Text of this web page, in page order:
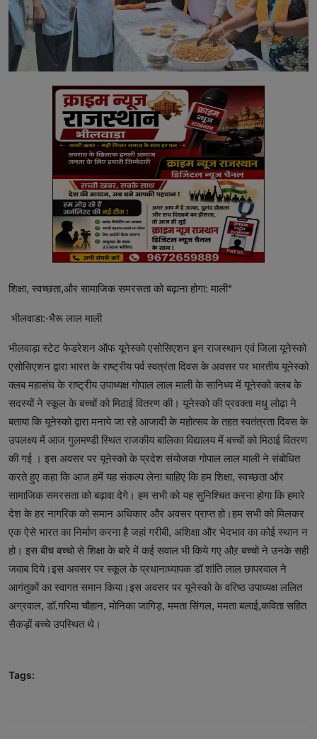
शिक्षा, स्वच्छता,और सामाजिक समरसता को बढ़ाना होगा: माली*
भीलवाडा:-भैरू लाल माली
भीलवाड़ा स्टेट फेडरेशन ऑफ यूनेस्को एसोसिएशन इन राजस्थान एवं जिला यूनेस्को
एसोसिएशन द्वारा भारत के राष्ट्रीय पर्व स्वत्रंता दिवस के अवसर पर भारतीय यूनेस्को
क्लब महासंघ के राष्ट्रीय उपाध्यक्ष गोपाल लाल माली के सानिध्य में यूनेस्को क्लब के
सदस्यों ने स्कूल के बच्चों को मिठाई वितरण की। यूनेस्को की प्रवक्ता मधु लोढ़ा ने
बताया कि यूनेस्को द्वारा मनाये जा रहे आजादी के महोत्सव के तहत स्वतंत्रता दिवस के
उपलक्ष्य में आज गुलमण्डी स्थित राजकीय बालिका विद्यालय में बच्चों को मिठाई वितरण
की गई । इस अवसर पर यूनेस्को के प्रदेश संयोजक गोपाल लाल माली ने संबोधित
करते हुए कहा कि आज हमें यह संकल्प लेना चाहिए कि हम शिक्षा, स्वच्छता और
सामाजिक समरसता को बढ़ावा देगे। हम सभी को यह सुनिश्चित करना होगा कि हमारे
देश के हर नागरिक को समान अधिकार और अवसर प्राप्त हो।हम सभी को मिलकर
एक ऐसे भारत का निर्माण करना है जहां गरीबी, अशिक्षा और भेदभाव का कोई स्थान न
हो। इस बीच बच्चो से शिक्षा के बारे में कई सवाल भी किये गए औऱ बच्चो ने उनके सही
जवाब दिये।इस अवसर पर स्कूल के प्रधानाध्यापक डॉ शांति लाल छापरवाल ने
आगंतुकों का स्वागत समान किया।इस अवसर पर यूनेस्को के वरिष्ठ उपाध्यक्ष ललित
अग्रवाल, डॉ.गरिमा चौहान, मोनिका जागिड़, ममता सिंगल, ममता बलाई,कविता सहित
सैकड़ों बच्चे उपस्थित थे।
Tags: